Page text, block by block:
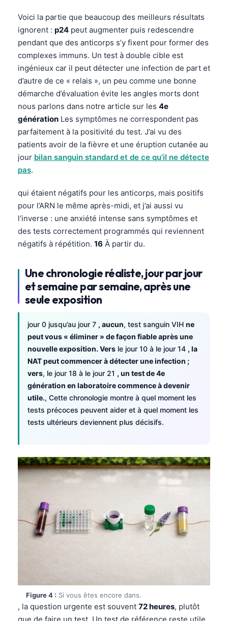
Voici la partie que beaucoup des meilleurs résultats
ignorent : p24 peut augmenter puis redescendre
pendant que des anticorps s’y fixent pour former des
complexes immuns. Un test à double cible est
ingénieux car il peut détecter une infection de part et
d’autre de ce « relais », un peu comme une bonne
démarche d’évaluation évite les angles morts dont
nous parlons dans notre article sur les 4e
génération Les symptômes ne correspondent pas
parfaitement à la positivité du test. J’ai vu des
patients avoir de la fièvre et une éruption cutanée au
jour bilan sanguin standard et de ce qu’il ne détecte
pas.
qui étaient négatifs pour les anticorps, mais positifs
pour l’ARN le même après-midi, et j’ai aussi vu
l’inverse : une anxiété intense sans symptômes et
des tests correctement programmés qui reviennent
négatifs à répétition. 16 À partir du.
Une chronologie réaliste, jour par jour
et semaine par semaine, après une
seule exposition
jour 0 jusqu’au jour 7 , aucun, test sanguin VIH ne
peut vous « éliminer » de façon fiable après une
nouvelle exposition. Vers le jour 10 à le jour 14 , la
NAT peut commencer à détecter une infection ;
vers, le jour 18 à le jour 21 , un test de 4e
génération en laboratoire commence à devenir
utile., Cette chronologie montre à quel moment les
tests précoces peuvent aider et à quel moment les
tests ultérieurs deviennent plus décisifs.
Figure 4 : Si vous êtes encore dans.
, la question urgente est souvent 72 heures, plutôt